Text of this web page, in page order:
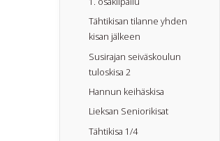
Tähtikisan tilanne yhden
kisan jälkeen
Susirajan seiväskoulun
tuloskisa 2
Hannun keihäskisa
Lieksan Seniorikisat
Tähtikisa 1/4